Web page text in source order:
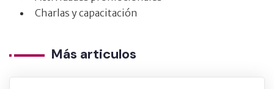
Charlas y capacitación
Más articulos